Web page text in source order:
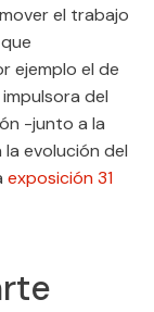
el trabajo
que
ejemplo el de
del
-junto a la
evolución del
exposición 31